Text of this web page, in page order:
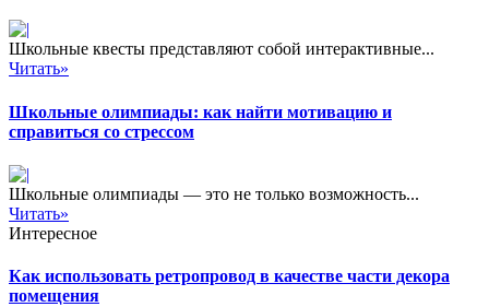
Школьные квесты представляют собой интерактивные...
Читать»
Школьные олимпиады: как найти мотивацию и
справиться со стрессом
Школьные олимпиады — это не только возможность...
Читать»
Интересное
Как использовать ретропровод в качестве части декора
помещения